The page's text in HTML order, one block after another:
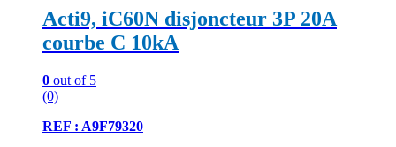
Acti9, iC60N disjoncteur 3P 20A
courbe C 10kA
0 out of 5
(0)
REF : A9F79320